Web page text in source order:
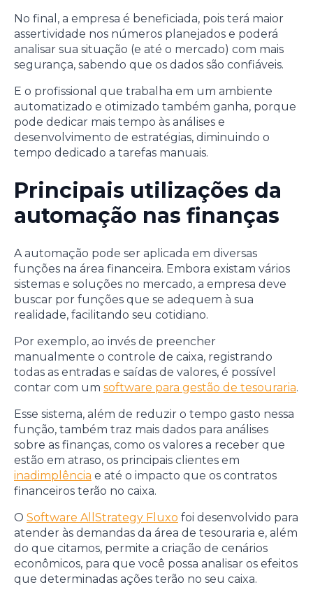
No final, a empresa é beneficiada, pois terá maior
assertividade nos números planejados e poderá
analisar sua situação (e até o mercado) com mais
segurança, sabendo que os dados são confiáveis.
E o profissional que trabalha em um ambiente
automatizado e otimizado também ganha, porque
pode dedicar mais tempo às análises e
desenvolvimento de estratégias, diminuindo o
tempo dedicado a tarefas manuais.
Principais utilizações da
automação nas finanças
A automação pode ser aplicada em diversas
funções na área financeira. Embora existam vários
sistemas e soluções no mercado, a empresa deve
buscar por funções que se adequem à sua
realidade, facilitando seu cotidiano.
Por exemplo, ao invés de preencher
manualmente o controle de caixa, registrando
todas as entradas e saídas de valores, é possível
contar com um software para gestão de tesouraria.
Esse sistema, além de reduzir o tempo gasto nessa
função, também traz mais dados para análises
sobre as finanças, como os valores a receber que
estão em atraso, os principais clientes em
inadimplência e até o impacto que os contratos
financeiros terão no caixa.
O Software AllStrategy Fluxo foi desenvolvido para
atender às demandas da área de tesouraria e, além
do que citamos, permite a criação de cenários
econômicos, para que você possa analisar os efeitos
que determinadas ações terão no seu caixa.